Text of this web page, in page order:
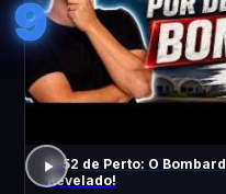
9
B-52 de Perto: O
Revelado!